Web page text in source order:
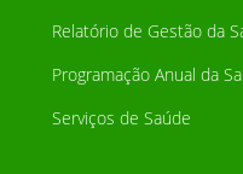
Relatório de Gestão da
Programação Anual da
Serviços de Saúde